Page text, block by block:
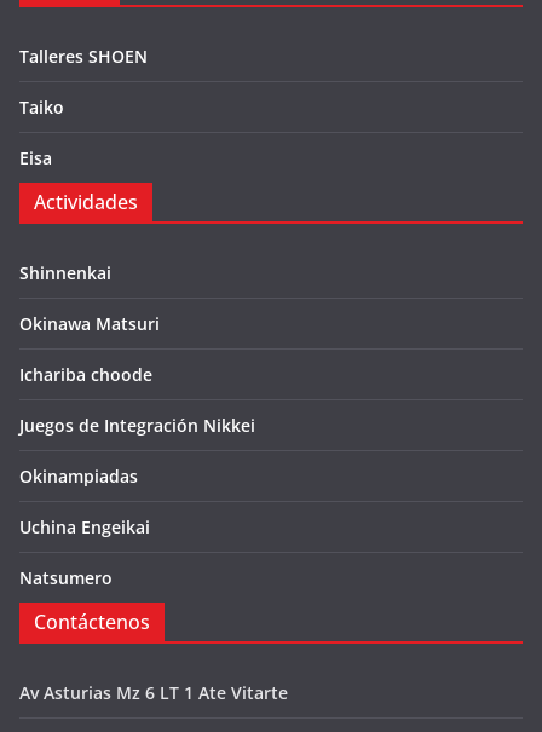
Talleres SHOEN
Taiko
Eisa
Actividades
Shinnenkai
Okinawa Matsuri
Ichariba choode
Juegos de Integración Nikkei
Okinampiadas
Uchina Engeikai
Natsumero
Contáctenos
Av Asturias Mz 6 LT 1 Ate Vitarte